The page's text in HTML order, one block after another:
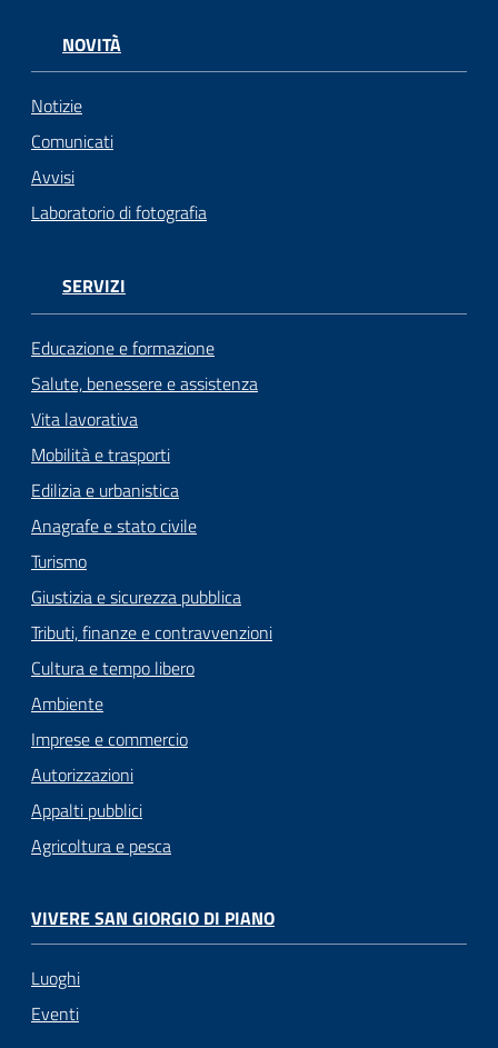
NOVITÀ
Notizie
Comunicati
Avvisi
Laboratorio di fotografia
SERVIZI
Educazione e formazione
Salute, benessere e assistenza
Vita lavorativa
Mobilità e trasporti
Edilizia e urbanistica
Anagrafe e stato civile
Turismo
Giustizia e sicurezza pubblica
Tributi, finanze e contravvenzioni
Cultura e tempo libero
Ambiente
Imprese e commercio
Autorizzazioni
Appalti pubblici
Agricoltura e pesca
VIVERE SAN GIORGIO DI PIANO
Luoghi
Eventi